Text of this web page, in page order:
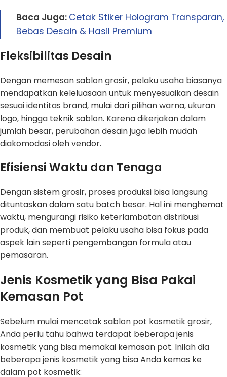
Baca Juga: Cetak Stiker Hologram Transparan,
Bebas Desain & Hasil Premium
Fleksibilitas Desain
Dengan memesan sablon grosir, pelaku usaha biasanya
mendapatkan keleluasaan untuk menyesuaikan desain
sesuai identitas brand, mulai dari pilihan warna, ukuran
logo, hingga teknik sablon. Karena dikerjakan dalam
jumlah besar, perubahan desain juga lebih mudah
diakomodasi oleh vendor.
Efisiensi Waktu dan Tenaga
Dengan sistem grosir, proses produksi bisa langsung
dituntaskan dalam satu batch besar. Hal ini menghemat
waktu, mengurangi risiko keterlambatan distribusi
produk, dan membuat pelaku usaha bisa fokus pada
aspek lain seperti pengembangan formula atau
pemasaran.
Jenis Kosmetik yang Bisa Pakai
Kemasan Pot
Sebelum mulai mencetak sablon pot kosmetik grosir,
Anda perlu tahu bahwa terdapat beberapa jenis
kosmetik yang bisa memakai kemasan pot. Inilah dia
beberapa jenis kosmetik yang bisa Anda kemas ke
dalam pot kosmetik: